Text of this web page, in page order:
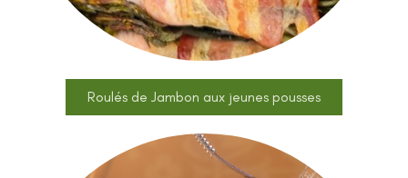
Roulés de Jambon aux jeunes pousses